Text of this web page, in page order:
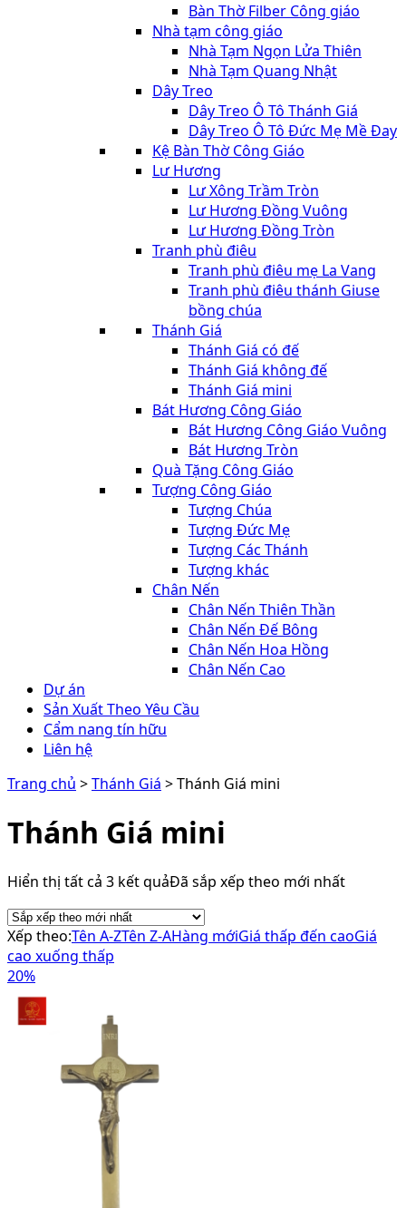
Bàn Thờ Filber Công giáo
Nhà tạm công giáo
Nhà Tạm Ngọn Lửa Thiên
Nhà Tạm Quang Nhật
Dây Treo
Dây Treo Ô Tô Thánh Giá
Dây Treo Ô Tô Đức Mẹ Mề Đay
Kệ Bàn Thờ Công Giáo
Lư Hương
Lư Xông Trầm Tròn
Lư Hương Đồng Vuông
Lư Hương Đồng Tròn
Tranh phù điêu
Tranh phù điêu mẹ La Vang
Tranh phù điêu thánh Giuse
bồng chúa
Thánh Giá
Thánh Giá có đế
Thánh Giá không đế
Thánh Giá mini
Bát Hương Công Giáo
Bát Hương Công Giáo Vuông
Bát Hương Tròn
Quà Tặng Công Giáo
Tượng Công Giáo
Tượng Chúa
Tượng Đức Mẹ
Tượng Các Thánh
Tượng khác
Chân Nến
Chân Nến Thiên Thần
Chân Nến Đế Bông
Chân Nến Hoa Hồng
Chân Nến Cao
Dự án
Sản Xuất Theo Yêu Cầu
Cẩm nang tín hữu
Liên hệ
Trang chủ >Thánh Giá > Thánh Giá mini
Thánh Giá mini
Hiển thị tất cả 3 kết quảĐã sắp xếp theo mới nhất
Xếp theo:Tên A-ZTên Z-AHàng mớiGiá thấp đến caoGiá
cao xuống thấp
20%